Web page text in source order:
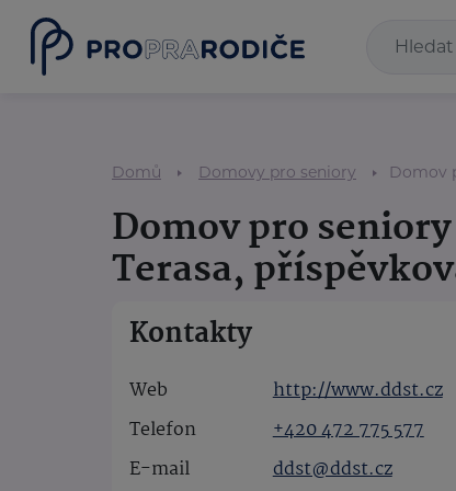
Domů Domovy pro seniory Domov
Domov pro
Terasa,
Kontakty
Web
http://www.ddst.cz
Telefon
+420 472 775 577
E-mail
ddst@ddst.cz